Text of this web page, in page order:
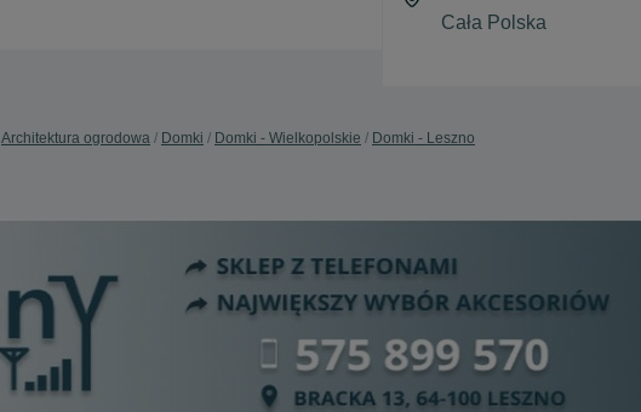
Architektura ogrodowa Domki Domki - Wielkopolskie Domki - Leszno